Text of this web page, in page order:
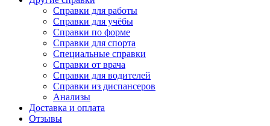
Справки для работы
Справки для учёбы
Справки по форме
Справки для спорта
Специальные справки
Справки от врача
Справки для водителей
Справки из диспансеров
Анализы
Доставка и оплата
Отзывы